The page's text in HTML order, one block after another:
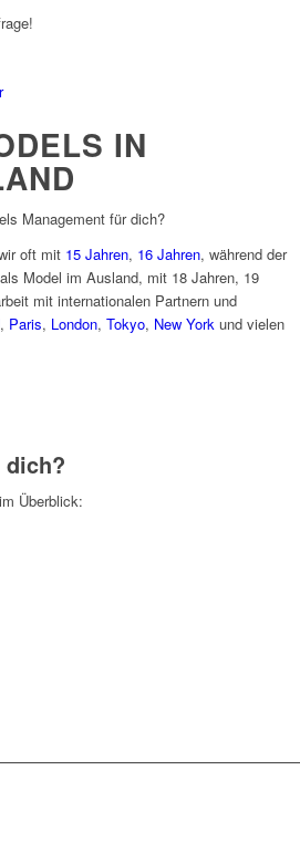
IN
Management für dich?
oft mit 15 Jahren, 16 Jahren, während der
Model im Ausland, mit 18 Jahren, 19
mit internationalen Partnern und
, Paris, London,Tokyo, New York und vielen
dich?
Überblick: